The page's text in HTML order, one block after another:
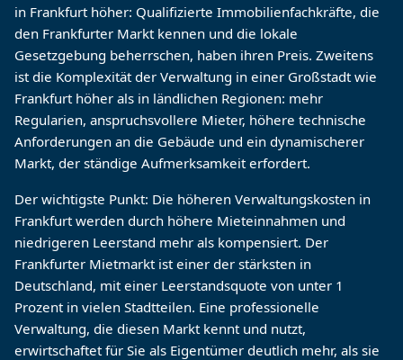
in Frankfurt höher: Qualifizierte Immobilienfachkräfte, die
den Frankfurter Markt kennen und die lokale
Gesetzgebung beherrschen, haben ihren Preis. Zweitens
ist die Komplexität der Verwaltung in einer Großstadt wie
Frankfurt höher als in ländlichen Regionen: mehr
Regularien, anspruchsvollere Mieter, höhere technische
Anforderungen an die Gebäude und ein dynamischerer
Markt, der ständige Aufmerksamkeit erfordert.
Der wichtigste Punkt: Die höheren Verwaltungskosten in
Frankfurt werden durch höhere Mieteinnahmen und
niedrigeren Leerstand mehr als kompensiert. Der
Frankfurter Mietmarkt ist einer der stärksten in
Deutschland, mit einer Leerstandsquote von unter 1
Prozent in vielen Stadtteilen. Eine professionelle
Verwaltung, die diesen Markt kennt und nutzt,
erwirtschaftet für Sie als Eigentümer deutlich mehr, als sie